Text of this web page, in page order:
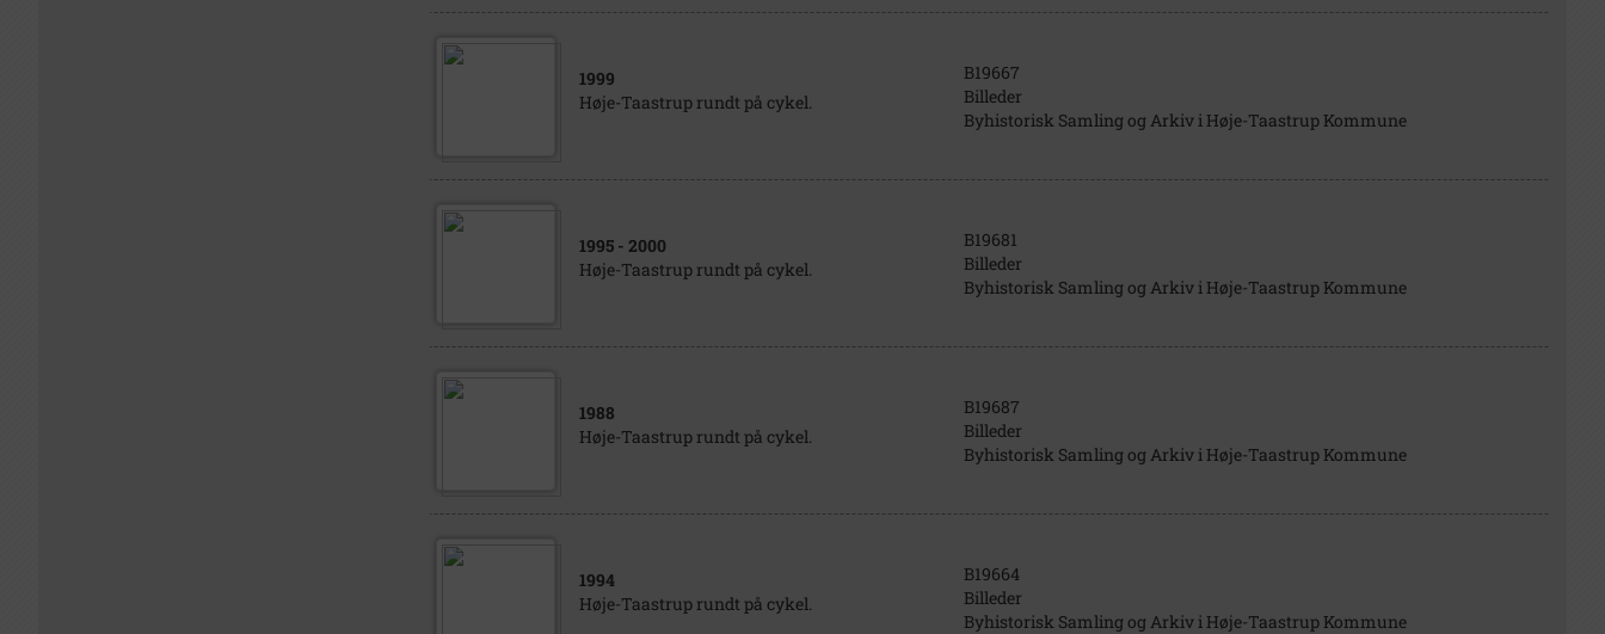
1999
Høje-Taastrup rundt på cykel.
B19667
Billeder
Byhistorisk Samling og Arkiv i Høje-Taastrup Kommune
1995 - 2000
Høje-Taastrup rundt på cykel.
B19681
Billeder
Byhistorisk Samling og Arkiv i Høje-Taastrup Kommune
1988
Høje-Taastrup rundt på cykel.
B19687
Billeder
Byhistorisk Samling og Arkiv i Høje-Taastrup Kommune
1994
Høje-Taastrup rundt på cykel.
B19664
Billeder
Byhistorisk Samling og Arkiv i Høje-Taastrup Kommune